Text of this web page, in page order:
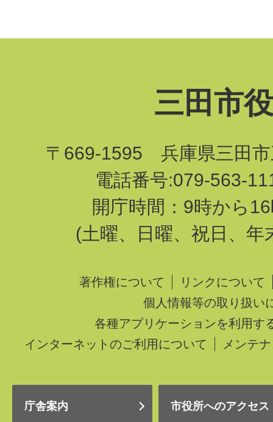
三田市
〒669-1595 兵庫県三田市
電話番号:079-563-
開庁時間：9時から
(土曜、日曜、祝日、年
著作権について
リンクについて
個人情報等の取り扱い
各種アプリケーションを利用す
インターネットのご利用について
メンテ
庁舎案内 市役所へのアクセス